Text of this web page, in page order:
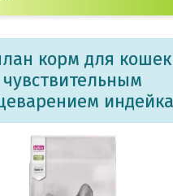
корм для
чувствительным
индейка